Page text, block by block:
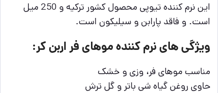
این نرم کننده تیوپی محصول کشور ترکیه و 250 میل
است. و فاقد پارابن و سیلیکون است.
ویژگی های نرم کننده موهای فر اربن کر:
مناسب موهای فر، وزی و خشک
حاوی روغن گیاه شی باتر و گل ترش